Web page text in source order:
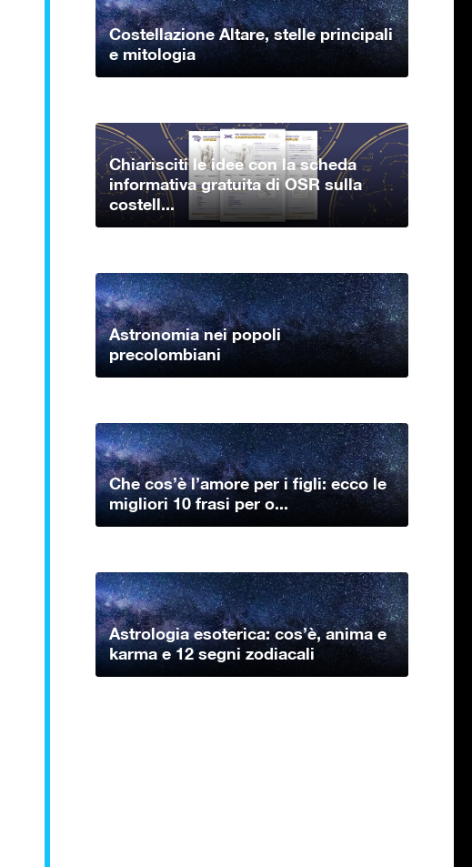
Costellazione Altare, stelle principali
e mitologia
Chiarisciti le idee con la scheda
informativa gratuita di OSR sulla
costell...
Astronomia nei popoli
precolombiani
Che cos’è l’amore per i figli: ecco le
migliori 10 frasi per o...
Astrologia esoterica: cos’è, anima e
karma e 12 segni zodiacali